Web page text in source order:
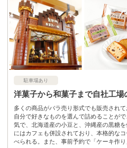
電話番号
0288764107
※日光市藤原行政センター 産業
※ 掲載情報は変更になる場合があります。最
問合せください。
※ 料金情報は税込・税抜表記が混ざっており
自身でお問合せください。
駐車場あり
洋菓子から和菓子まで自社工場
多くの商品がバラ売り形式でも販売され
自分で好きなものを選んで詰めることが
気で、北海道産の小豆と、沖縄産の黒糖
にはカフェも併設されており、本格的な
べられる。また、事前予約で「ケーキ作